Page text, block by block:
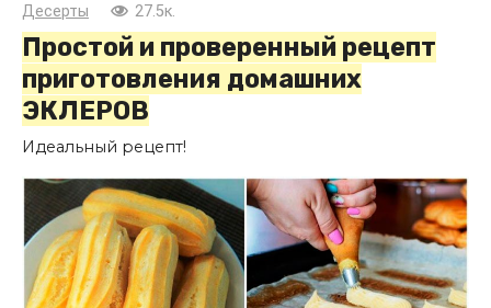
Десерты 27.5к.
Простой и проверенный рецепт
приготовления домашних
ЭКЛЕРОВ
Идеальный рецепт!